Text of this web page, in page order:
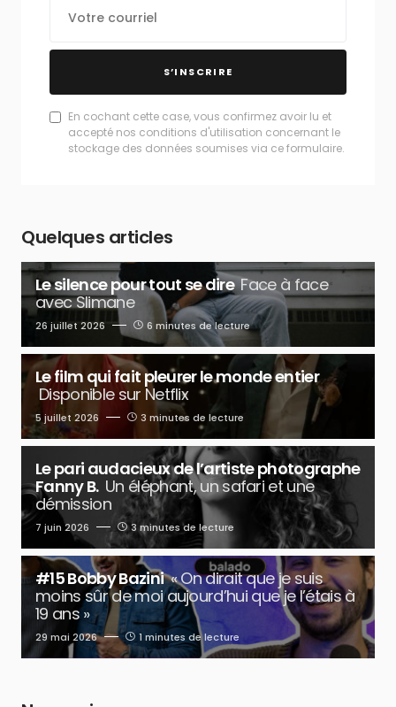
S’INSCRIRE
En cochant cette case, vous confirmez avoir lu et
accepté nos conditions d'utilisation concernant le
stockage des données soumises via ce formulaire.
Quelques articles
Le silence pour tout se dire Face à face
avec Slimane
26 juillet 2026 6 minutes de lecture
Le film qui fait pleurer le monde entier
Disponible sur Netflix
5 juillet 2026 3 minutes de lecture
Le pari audacieux de l’artiste photographe
Fanny B. Un éléphant, un safari et une
démission
7 juin 2026 3 minutes de lecture
#15 Bobby Bazini « On dirait que je suis
moins sûr de moi aujourd’hui que je l’étais à
19 ans »
29 mai 2026 1 minutes de lecture